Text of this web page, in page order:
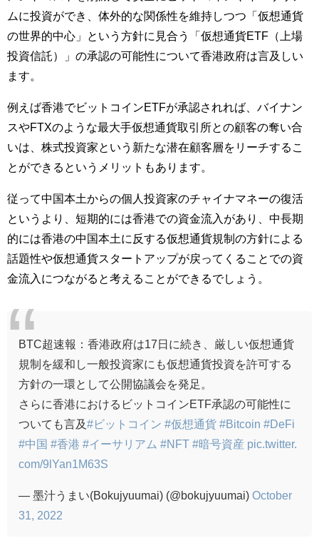
ムに投資ができ、体外的な関係性を維持しつつ「仮想通貨
の世界的中心」という方針に見合う「仮想通貨ETF（上場
投資信託）」の承認の可能性について香港政府は言及しい
ます。
例えば香港でビットコインETFが承認されれば、バイナン
スやFTXのような最大手仮想通貨取引所との顧客の奪い合
いは、株式投資家という新たな潜在顧客層をリーチするこ
とができるというメリットもあります。
従って中国本土からの個人投資家のチャイナマネーの復活
というより、短期的には香港での資金流入があり、中長期
的には香港の中国本土に反する仮想通貨規制の方針による
話題性や仮想通貨スタートアップが戻ってくることでの資
金流入につながると考えることができるでしょう。
BTC超速報：香港政府は17日に続き、厳しい仮想通貨
規制を緩和し一般投資家にも仮想通貨投資を許可する
方針の一環として公開協議会を発足。
さらに香港におけるビットコインETF承認の可能性に
ついても言及#ビットコイン #仮想通貨 #Bitcoin #DeFi
#中国 #香港 #イーサリアム #NFT #暗号資産 pic.twitter.
com/9lYan1M63S
— 墨汁うまい(Bokujyuumai) (@bokujyuumai) October
31, 2022